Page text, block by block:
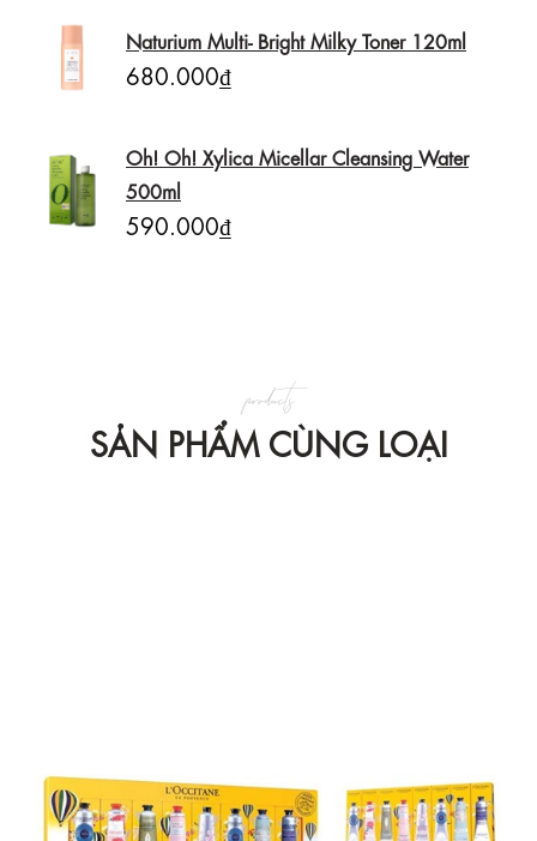
Naturium Multi- Bright Milky Toner 120ml
680.000₫
Oh! Oh! Xylica Micellar Cleansing Water
500ml
590.000₫
SẢN PHẨM CÙNG LOẠI
products